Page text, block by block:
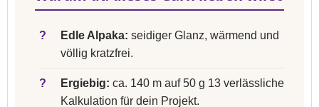
? Edle Alpaka: seidiger Glanz, wärmend und
völlig kratzfrei.
? Ergiebig: ca. 140 m auf 50 g 13 verlässliche
Kalkulation für dein Projekt.